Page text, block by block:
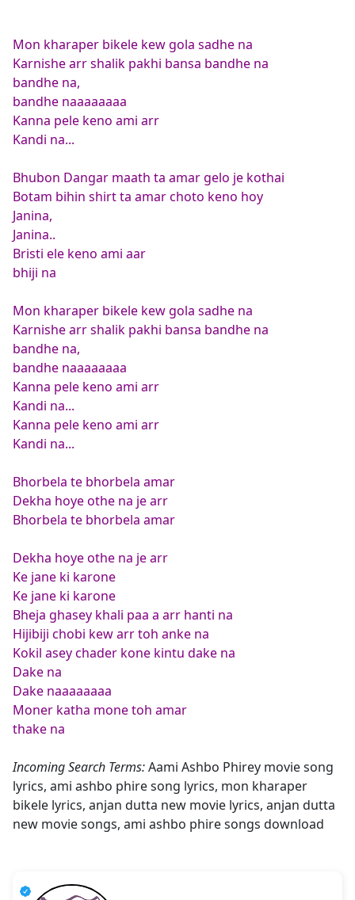
Mon kharaper bikele kew gola sadhe na
Karnishe arr shalik pakhi bansa bandhe na
bandhe na,
bandhe naaaaaaaa
Kanna pele keno ami arr
Kandi na...
Bhubon Dangar maath ta amar gelo je kothai
Botam bihin shirt ta amar choto keno hoy
Janina,
Janina..
Bristi ele keno ami aar
bhiji na
Mon kharaper bikele kew gola sadhe na
Karnishe arr shalik pakhi bansa bandhe na
bandhe na,
bandhe naaaaaaaa
Kanna pele keno ami arr
Kandi na...
Kanna pele keno ami arr
Kandi na...
Bhorbela te bhorbela amar
Dekha hoye othe na je arr
Bhorbela te bhorbela amar
Dekha hoye othe na je arr
Ke jane ki karone
Ke jane ki karone
Bheja ghasey khali paa a arr hanti na
Hijibiji chobi kew arr toh anke na
Kokil asey chader kone kintu dake na
Dake na
Dake naaaaaaaa
Moner katha mone toh amar
thake na
Incoming Search Terms:Aami Ashbo Phirey movie song
lyrics, ami ashbo phire song lyrics, mon kharaper
bikele lyrics, anjan dutta new movie lyrics, anjan dutta
new movie songs, ami ashbo phire songs download